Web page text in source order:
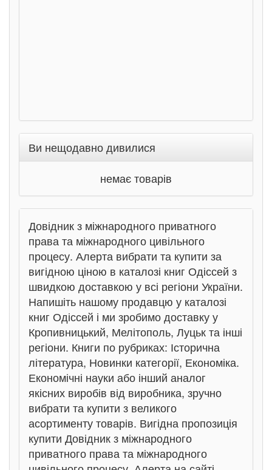
Ви нещодавно дивилися
немає товарів
Довідник з міжнародного приватного
права та міжнародного цивільного
процесу. Алерта вибрати та купити за
вигідною ціною в каталозі книг Одіссей з
швидкою доставкою у всі регіони України.
Напишіть нашому продавцю у каталозі
книг Одіссей і ми зробимо доставку у
Кропивницький, Мелітополь, Луцьк та інші
регіони. Книги по рубриках: Історична
література, Новинки категорії, Економіка.
Економічні науки або інший аналог
якісних виробів від виробника, зручно
вибрати та купити з великого
асортименту товарів. Вигідна пропозиція
купити Довідник з міжнародного
приватного права та міжнародного